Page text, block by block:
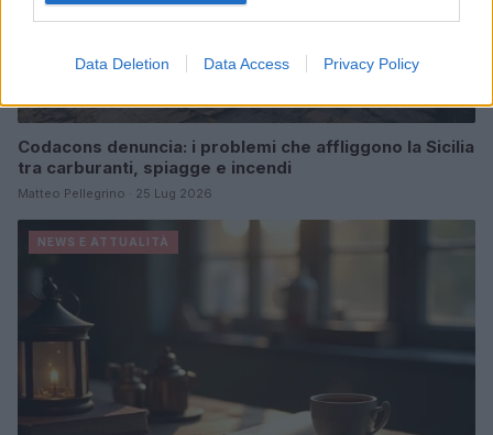
Data Deletion Data Access Privacy Policy
Codacons denuncia: i problemi che affliggono la Sicilia
tra carburanti, spiagge e incendi
Matteo Pellegrino · 25 Lug 2026
NEWS E ATTUALITÀ